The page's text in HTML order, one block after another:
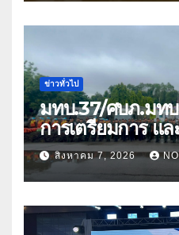
ข่าวทั่วไป
มทบ.37/ศบภ.มท
การเตรียมการ แ
ด้านการบรรเทา
สิงหาคม 7, 2026